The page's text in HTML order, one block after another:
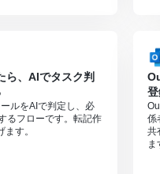
、AIでタスク判
ルをAIで判定し、必
るフローです。転記作
す。
係
共
ま